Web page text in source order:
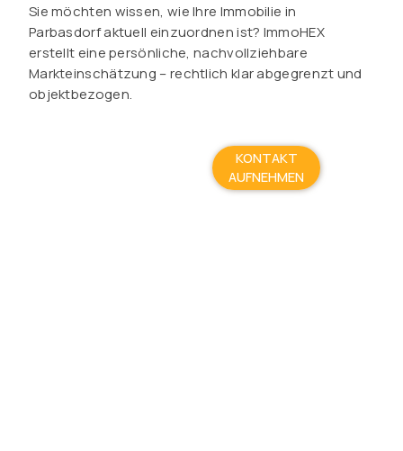
Sie möchten wissen, wie Ihre Immobilie in
Parbasdorf aktuell einzuordnen ist? ImmoHEX
erstellt eine persönliche, nachvollziehbare
Markteinschätzung – rechtlich klar abgegrenzt und
objektbezogen.
KONTAKT
AUFNEHMEN